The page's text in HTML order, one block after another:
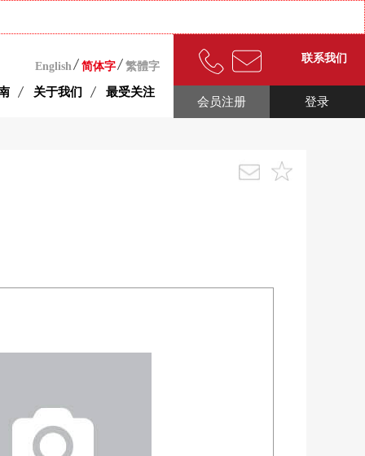
English 简体字 繁體字
关于我们 最受关注
联系我们
登录
会员注册